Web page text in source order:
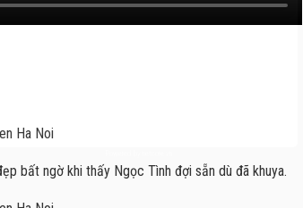
bất ngờ khi thấy Ngọc Tình đợi sẵn dù đã khuya.